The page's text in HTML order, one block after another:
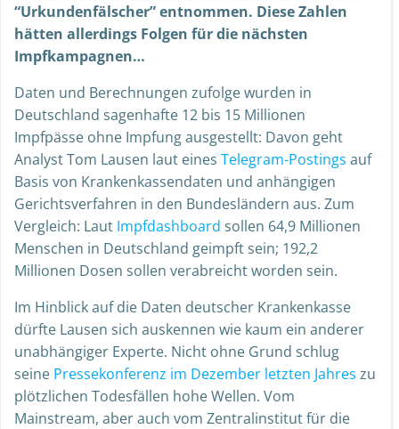
“Urkundenfälscher” entnommen. Diese Zahlen
hätten allerdings Folgen für die nächsten
Impfkampagnen…
Daten und Berechnungen zufolge wurden in
Deutschland sagenhafte 12 bis 15 Millionen
Impfpässe ohne Impfung ausgestellt: Davon geht
Analyst Tom Lausen laut eines Telegram-Postings auf
Basis von Krankenkassendaten und anhängigen
Gerichtsverfahren in den Bundesländern aus. Zum
Vergleich: Laut Impfdashboard sollen 64,9 Millionen
Menschen in Deutschland geimpft sein; 192,2
Millionen Dosen sollen verabreicht worden sein.
Im Hinblick auf die Daten deutscher Krankenkasse
dürfte Lausen sich auskennen wie kaum ein anderer
unabhängiger Experte. Nicht ohne Grund schlug
seine Pressekonferenz im Dezember letzten Jahres zu
plötzlichen Todesfällen hohe Wellen. Vom
Mainstream, aber auch vom Zentralinstitut für die